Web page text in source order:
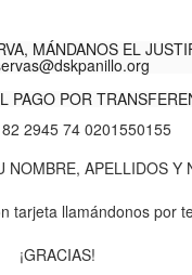
MÁNDANOS EL
PAGO POR
2945 74 0201550155
NOMBRE, APELLIDOS Y
tarjeta llamándonos por
¡GRACIAS!